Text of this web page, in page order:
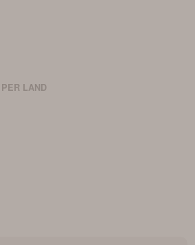
LAND